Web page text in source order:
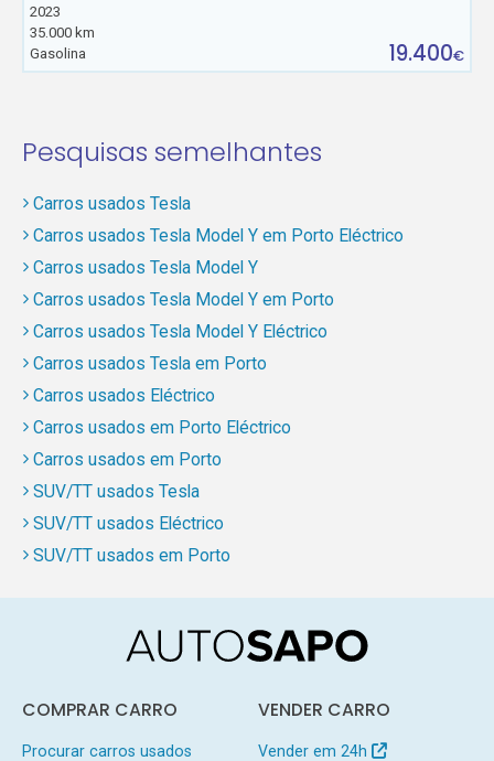
2023
35.000 km
Gasolina
19.400€
Pesquisas semelhantes
Carros usados Tesla
Carros usados Tesla Model Y em Porto Eléctrico
Carros usados Tesla Model Y
Carros usados Tesla Model Y em Porto
Carros usados Tesla Model Y Eléctrico
Carros usados Tesla em Porto
Carros usados Eléctrico
Carros usados em Porto Eléctrico
Carros usados em Porto
SUV/TT usados Tesla
SUV/TT usados Eléctrico
SUV/TT usados em Porto
COMPRAR CARRO
Procurar carros usados
VENDER CARRO
Vender em 24h